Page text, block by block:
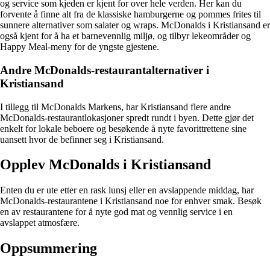
og service som kjeden er kjent for over hele verden. Her kan du
forvente å finne alt fra de klassiske hamburgerne og pommes frites til
sunnere alternativer som salater og wraps. McDonalds i Kristiansand er
også kjent for å ha et barnevennlig miljø, og tilbyr lekeområder og
Happy Meal-meny for de yngste gjestene.
Andre McDonalds-restaurantalternativer i
Kristiansand
I tillegg til McDonalds Markens, har Kristiansand flere andre
McDonalds-restaurantlokasjoner spredt rundt i byen. Dette gjør det
enkelt for lokale beboere og besøkende å nyte favorittrettene sine
uansett hvor de befinner seg i Kristiansand.
Opplev McDonalds i Kristiansand
Enten du er ute etter en rask lunsj eller en avslappende middag, har
McDonalds-restaurantene i Kristiansand noe for enhver smak. Besøk
en av restaurantene for å nyte god mat og vennlig service i en
avslappet atmosfære.
Oppsummering